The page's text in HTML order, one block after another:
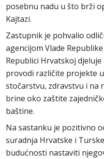
posebnu nadu u što brži
Kajtazi.
Zastupnik je pohvalio
agencijom Vlade
Republici Hrvatskoj djeluje
provodi različite projekte
stočarstvu, zdravstvu i
brine oko zaštite
baštine.
Na sastanku je pozitivno
suradnja Hrvatske i
budućnosti nastaviti